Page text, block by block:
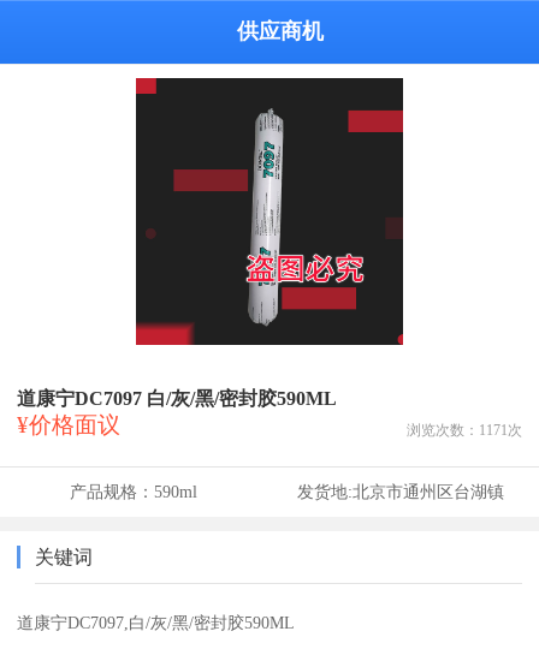
供应商机
道康宁DC7097 白/灰/黑/密封胶590ML
¥价格面议 浏览次数： 1171 次
产品规格： 590ml 发货地:北京市通州区台湖镇
关键词
道康宁DC7097,白/灰/黑/密封胶590ML